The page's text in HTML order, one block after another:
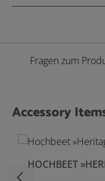
Fragen zum
Produktgalerie
Accessory
HOCHBEET